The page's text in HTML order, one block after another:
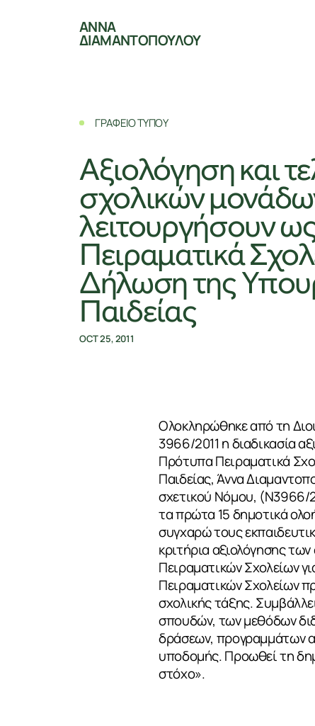
ΣΧΕΤΙΚΑ
ΝΕΑ
ΑΝΝΑ
ΔΙΑΜΑΝΤΟΠΟΥΛΟΥ
ΓΡΑΦΕΙΟ ΤΥΠΟΥ
Αξιολόγηση και
σχολικών
λειτουργήσουν
Πειραματικά
Δήλωση της
Παιδείας
OCT 25, 2011
Ολοκληρώθηκε από τη
3966/2011 η διαδικασία
Πρότυπα Πειραματικά
Παιδείας, Άννα
σχετικού Νόμου, (Ν3966/
τα πρώτα 15 δημοτικά
συγχαρώ τους
κριτήρια αξιολόγησης
Πειραματικών Σχολείων
Πειραματικών Σχολείων
σχολικής τάξης.
σπουδών, των μεθόδων
δράσεων, προγραμμάτων
υποδομής. Προωθεί τη
στόχο».